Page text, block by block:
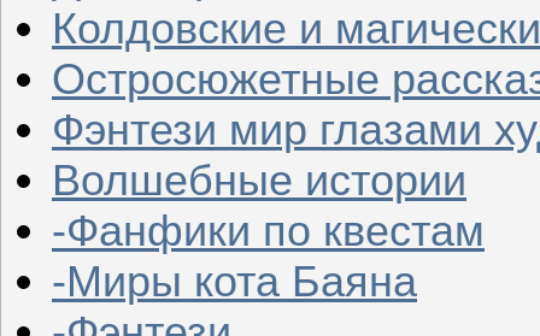
Колдовские и
Остросюжетные
Фэнтези мир глазами
Волшебные истории
-Фанфики по квестам
-Миры кота Баяна